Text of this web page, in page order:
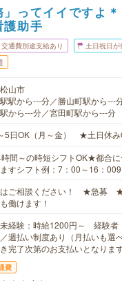
」ってイイですよ
護助手
交通費別途支給あり 土日祝日が
山市
駅から---分／勝山町駅から---
から---分／宮田町駅から---分
5日OK（月～金） ★土日休み
間～の時短シフトOK★都合に
すシフト例：7：00～16：
ご相談ください！ ★急募 ★
働けます！
経験：時給1200円～ 経験
週払い制度あり（月払いも選
完了次第のお支払いとなります
費